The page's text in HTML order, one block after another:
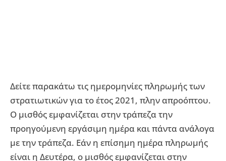
Δείτε παρακάτω τις ημερομηνίες πληρωμής των
στρατιωτικών για το έτος 2021, πλην απροόπτου.
Ο μισθός εμφανίζεται στην τράπεζα την
προηγούμενη εργάσιμη ημέρα και πάντα ανάλογα
με την τράπεζα. Εάν η επίσημη ημέρα πληρωμής
είναι η Δευτέρα, ο μισθός εμφανίζεται στην